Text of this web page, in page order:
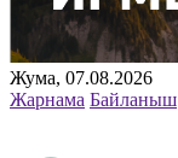
Жума, 07.08.2026
Жарнама Байланыш